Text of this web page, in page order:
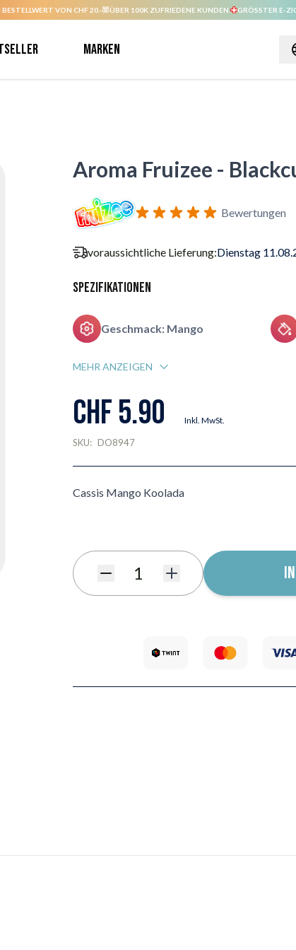
VON CHF 20.- ÜBER 100K ZUFRIEDENE KUNDEN. GRÖSSTER E-
Marken
Aroma Fruizee -
Bewertungen
voraussichtliche Lieferung:Dienstag
Spezifikationen
Geschmack: Mango
MEHR ANZEIGEN
CHF 5.90 Inkl. MwSt.
SKU: DO8947
Cassis Mango Koolada